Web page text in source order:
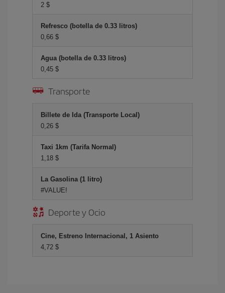
2 $
Refresco (botella de 0.33 litros)
0,66 $
Agua (botella de 0.33 litros)
0,45 $
Transporte
Billete de Ida (Transporte Local)
0,26 $
Taxi 1km (Tarifa Normal)
1,18 $
La Gasolina (1 litro)
#VALUE!
Deporte y Ocio
Cine, Estreno Internacional, 1 Asiento
4,72 $